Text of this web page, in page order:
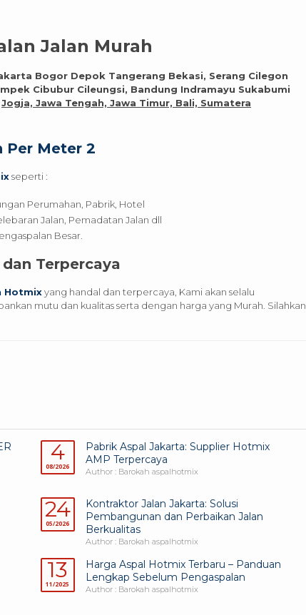
Jalan Murah
Bogor Depok Tangerang Bekasi, Serang Cilegon
Cibubur Cileungsi, Bandung Indramayu Sukabumi
Jogja, Jawa Tengah, Jawa Timur, Bali, Sumatera
Per Meter 2
seperti :
Perumahan, Pabrik, Hotel
Jalan, Pemadatan Jalan dll
Besar.
Terpercaya
Hotmixyang handal dan terpercaya, Kami akan selalu
mutu dan kualitas serta dengan harga yang Murah. Silahkan
4
08/2026
Pabrik Aspal Jakarta: Supplier Hotmix
AMP Terpercaya
Author : Barokah aspalhotmix
24
05/2026
Kontraktor Jalan Jakarta: Solusi
Pembangunan dan Perbaikan Jalan
Berkualitas
Author : Barokah aspalhotmix
13
11/2025
Harga Aspal Hotmix Terbaru – Panduan
Lengkap Sebelum Pengaspalan
Author : Barokah aspalhotmix